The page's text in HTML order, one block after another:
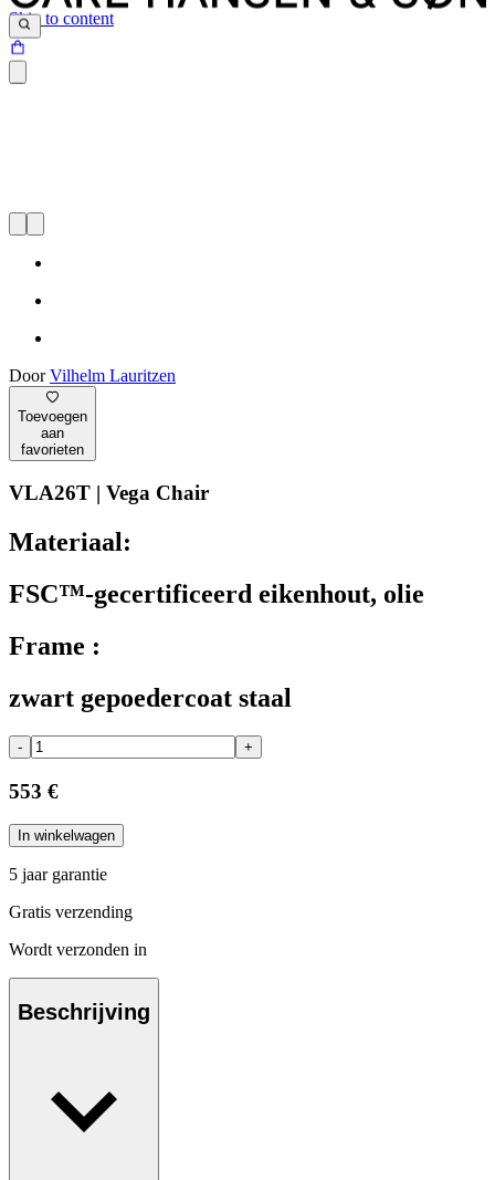
Skip to content
DoorVilhelm Lauritzen
Toevoegen
aan
favorieten
VLA26T | Vega Chair
Materiaal:
FSC™-gecertificeerd eikenhout, olie
Frame :
zwart gepoedercoat staal
- +
553 €
In winkelwagen
5 jaar garantie
Gratis verzending
Wordt verzonden in
Beschrijving